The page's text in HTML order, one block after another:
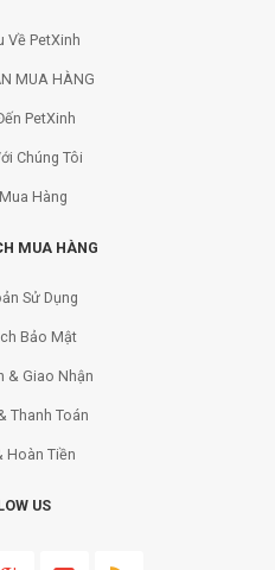
Về PetXinh
MUA HÀNG
PetXinh
Chúng Tôi
Hàng
MUA HÀNG
Sử Dụng
Bảo Mật
& Giao Nhận
Thanh Toán
Hoàn Tiền
US